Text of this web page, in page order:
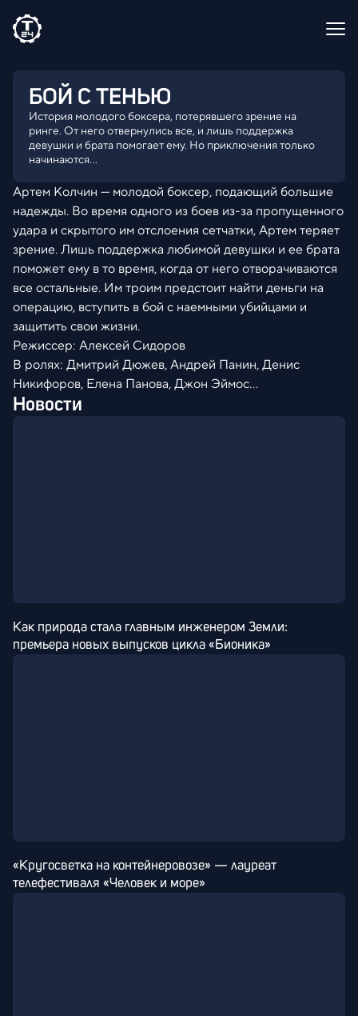
БОЙ С ТЕНЬЮ
История молодого боксера, потерявшего зрение на
ринге. От него отвернулись все, и лишь поддержка
девушки и брата помогает ему. Но приключения только
начинаются...
Артем Колчин — молодой боксер, подающий большие
надежды. Во время одного из боев из-за пропущенного
удара и скрытого им отслоения сетчатки, Артем теряет
зрение. Лишь поддержка любимой девушки и ее брата
поможет ему в то время, когда от него отворачиваются
все остальные. Им троим предстоит найти деньги на
операцию, вступить в бой с наемными убийцами и
защитить свои жизни.
Режиссер: Алексей Сидоров
В ролях: Дмитрий Дюжев, Андрей Панин, Денис
Никифоров, Елена Панова, Джон Эймос…
Новости
Как природа стала главным инженером Земли:
премьера новых выпусков цикла «Бионика»
«Кругосветка на контейнеровозе» — лауреат
телефестиваля «Человек и море»